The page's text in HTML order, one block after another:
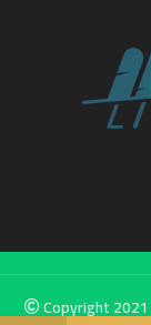
Copyright